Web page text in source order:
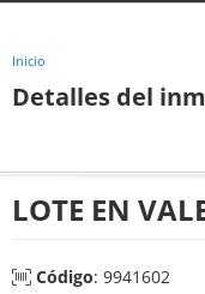
Inicio
Detalles del
LOTE EN
Código: 9941602